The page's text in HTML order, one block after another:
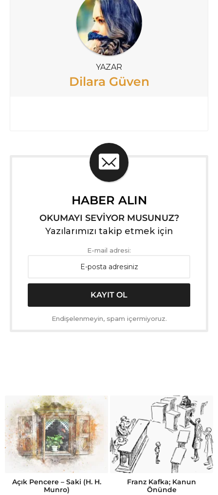
YAZAR
Dilara Güven
HABER ALIN
OKUMAYI SEVİYOR MUSUNUZ?
Yazılarımızı takip etmek için
E-mail adresi:
Endişelenmeyin, spam içermiyoruz.
Açık Pencere – Saki (H. H.
Munro)
Franz Kafka; Kanun
Önünde